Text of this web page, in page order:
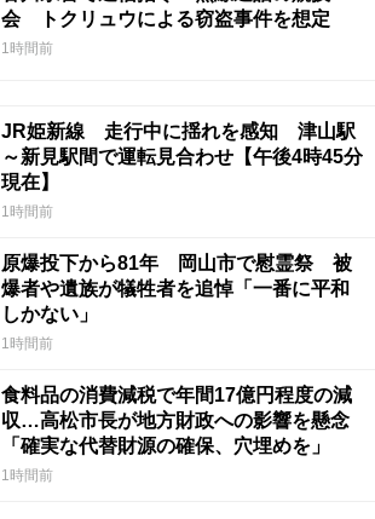
会 トクリュウによる窃盗事件を想定
1時間前
JR姫新線 走行中に揺れを感知 津山駅
～新見駅間で運転見合わせ【午後4時45分
現在】
1時間前
原爆投下から81年 岡山市で慰霊祭 被
爆者や遺族が犠牲者を追悼「一番に平和
しかない」
1時間前
食料品の消費減税で年間17億円程度の減
収…高松市長が地方財政への影響を懸念
「確実な代替財源の確保、穴埋めを」
1時間前